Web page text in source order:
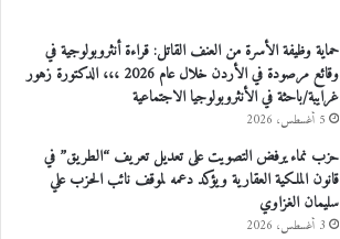
حماية وظيفة الأسرة من العنف القاتل: قراءة أنثروبولوجية في
وقائع مرصودة في الأردن خلال عام 2026 ،،، الدكتورة زهور
غرايبة/باحثة في الأنثروبولوجيا الاجتماعية
5 أغسطس، 2026
حزب نماء يرفض التصويت على تعديل تعريف “الطريق” في
قانون الملكية العقارية ويؤكد دعمه لموقف نائب الحزب علي
سليمان الغزاوي
3 أغسطس، 2026